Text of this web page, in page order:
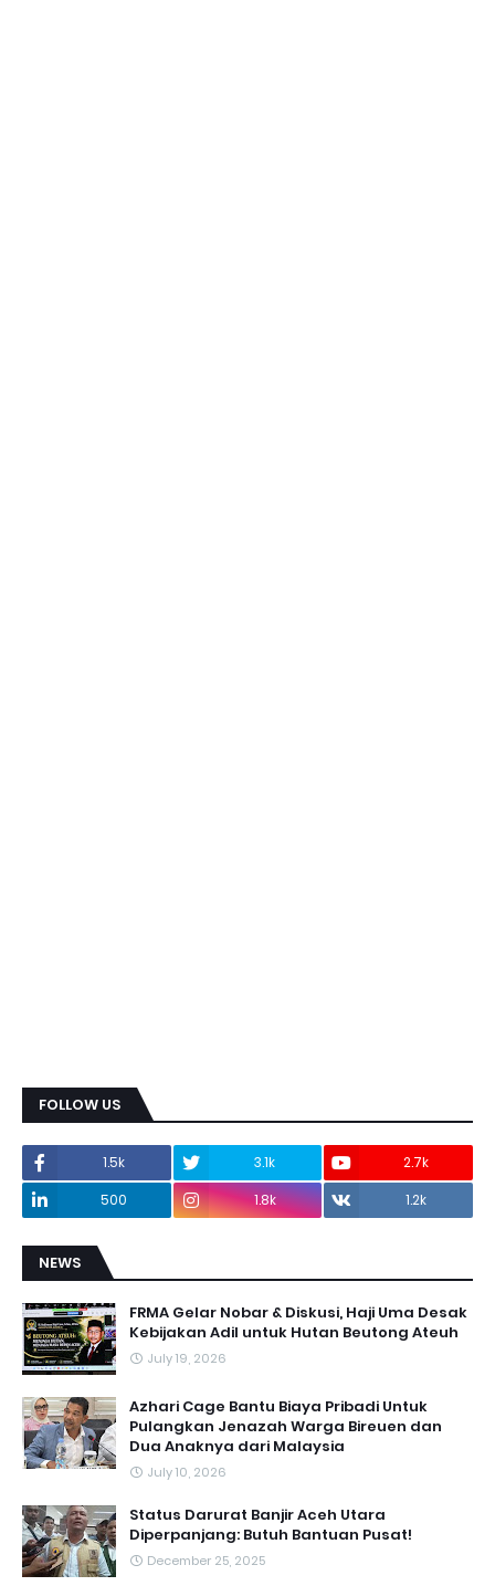
FOLLOW US
1.5k 3.1k
2.7k
500
1.8k 1.2k
NEWS
FRMA Gelar Nobar & Diskusi, Haji Uma Desak
Kebijakan Adil untuk Hutan Beutong Ateuh
July 19, 2026
Azhari Cage Bantu Biaya Pribadi Untuk
Pulangkan Jenazah Warga Bireuen dan
Dua Anaknya dari Malaysia
July 10, 2026
Status Darurat Banjir Aceh Utara
Diperpanjang: Butuh Bantuan Pusat!
December 25, 2025